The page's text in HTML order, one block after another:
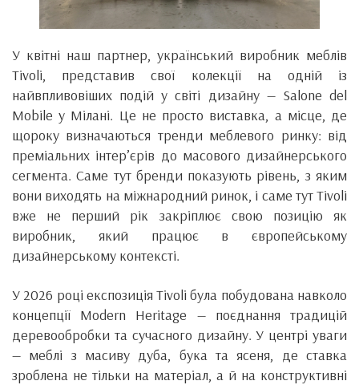
У квітні наш партнер, український виробник меблів
Tivoli, представив свої колекції на одній із
найвпливовіших подій у світі дизайну — Salone del
Mobile у Мілані. Це не просто виставка, а місце, де
щороку визначаються тренди меблевого ринку: від
преміальних інтер’єрів до масового дизайнерського
сегмента. Саме тут бренди показують рівень, з яким
вони виходять на міжнародний ринок, і саме тут Tivoli
вже не перший рік закріплює свою позицію як
виробник, який працює в європейському
дизайнерському контексті.
У 2026 році експозиція Tivoli була побудована навколо
концепції Modern Heritage — поєднання традицій
деревообробки та сучасного дизайну. У центрі уваги
— меблі з масиву дуба, бука та ясеня, де ставка
зроблена не тільки на матеріал, а й на конструктивні